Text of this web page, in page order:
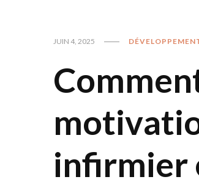
JUIN 4, 2025
infirmier